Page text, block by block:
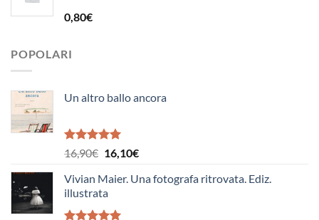
0,80€
POPOLARI
Un altro ballo ancora
Valutato
5.00
16,90€ Il
originale
era:
16,90€.
16,10€Il
attuale
Vivian Maier. Una fotografa ritrovata. Ediz.
illustrata